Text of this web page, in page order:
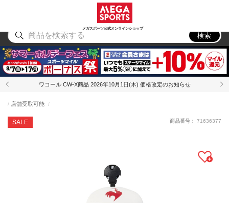
メガスポーツ公式オンラインショップ
アウトドア
検索
ワコール CW-X商品 2026年10月1日(木) 価格改定のお知らせ
SALE
店舗受取可能
商品番号： 71636377